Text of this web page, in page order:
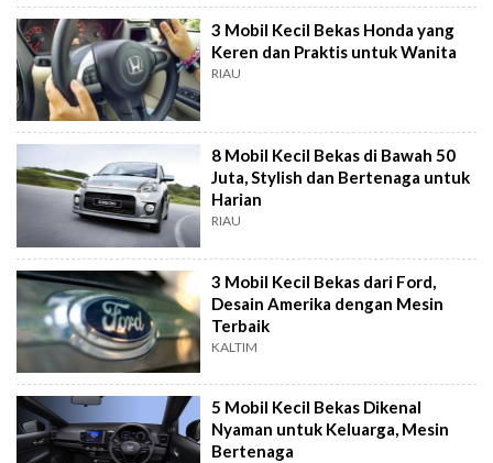
3 Mobil Kecil Bekas Honda yang
Keren dan Praktis untuk Wanita
RIAU
8 Mobil Kecil Bekas di Bawah 50
Juta, Stylish dan Bertenaga untuk
Harian
RIAU
3 Mobil Kecil Bekas dari Ford,
Desain Amerika dengan Mesin
Terbaik
KALTIM
5 Mobil Kecil Bekas Dikenal
Nyaman untuk Keluarga, Mesin
Bertenaga